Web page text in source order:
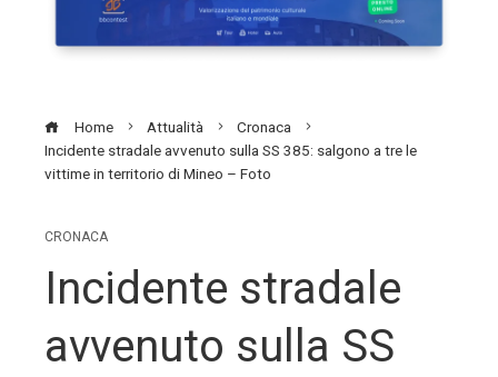
Home Attualità
Cronaca
Incidente stradale avvenuto sulla SS 385: salgono a tre le
vittime in territorio di Mineo – Foto
CRONACA
Incidente stradale
avvenuto sulla SS